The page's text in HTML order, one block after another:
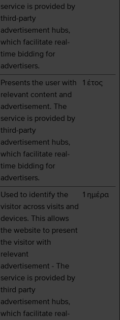
service is provided by
third-party
advertisement hubs,
which facilitate real-
time bidding for
advertisers.
Presents the user with
relevant content and
advertisement. The
service is provided by
third-party
advertisement hubs,
which facilitate real-
time bidding for
advertisers.
1 έτος
Used to identify the
visitor across visits and
devices. This allows
the website to present
the visitor with
relevant
advertisement - The
service is provided by
third party
advertisement hubs,
which facilitate real-
1 ημέρα